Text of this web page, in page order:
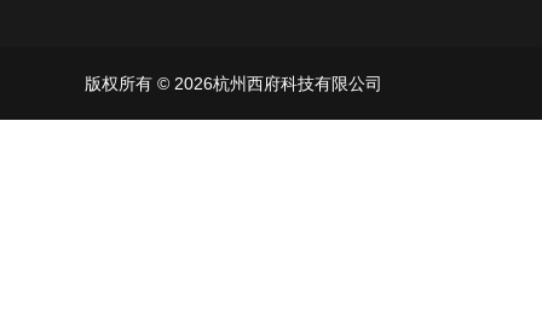
版权所有 © 2026杭州西府科技有限公司